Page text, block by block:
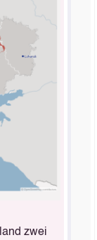
zwei